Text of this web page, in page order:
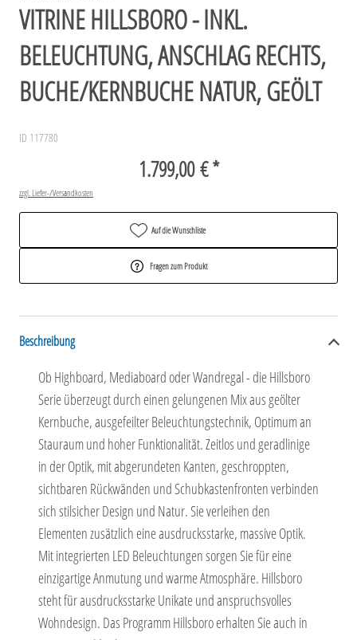
VITRINE HILLSBORO - INKL.
BELEUCHTUNG, ANSCHLAG RECHTS,
BUCHE/KERNBUCHE NATUR, GEÖLT
ID 117780
1.799,00 € *
zzgl. Liefer-/Versandkosten
Auf die Wunschliste
Fragen zum Produkt
Beschreibung
Ob Highboard, Mediaboard oder Wandregal - die Hillsboro
Serie überzeugt durch einen gelungenen Mix aus geölter
Kernbuche, ausgefeilter Beleuchtungstechnik, Optimum an
Stauraum und hoher Funktionalität. Zeitlos und geradlinige
in der Optik, mit abgerundeten Kanten, geschroppten,
sichtbaren Rückwänden und Schubkastenfronten verbinden
sich stilsicher Design und Natur. Sie verleihen den
Elementen zusätzlich eine ausdrucksstarke, massive Optik.
Mit integrierten LED Beleuchtungen sorgen Sie für eine
einzigartige Anmutung und warme Atmosphäre. Hillsboro
steht für ausdrucksstarke Unikate und anspruchsvolles
Wohndesign. Das Programm Hillsboro erhalten Sie auch in